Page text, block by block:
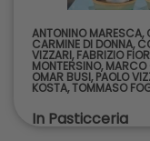
ANTONINO MARESCA,
CARMINE DI DONNA,
VIZZARI,FABRIZIO
MONTERSINO,MARCO
OMAR BUSI,PAOLO
KOSTA,TOMMASO
In Pasticceria